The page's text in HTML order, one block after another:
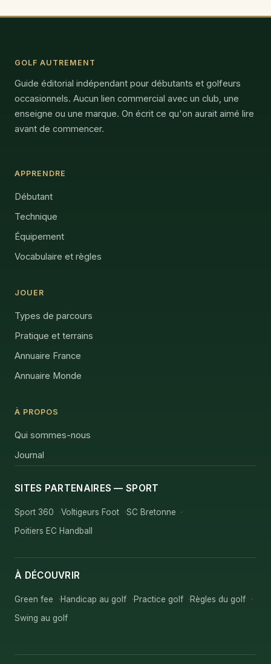
GOLF AUTREMENT
Guide éditorial indépendant pour débutants et golfeurs
occasionnels. Aucun lien commercial avec un club, une
enseigne ou une marque. On écrit ce qu'on aurait aimé lire
avant de commencer.
APPRENDRE
Débutant
Technique
Équipement
Vocabulaire et règles
JOUER
Types de parcours
Pratique et terrains
Annuaire France
Annuaire Monde
À PROPOS
Qui sommes-nous
Journal
SITES PARTENAIRES — SPORT
Sport 360 Voltigeurs Foot
SC Bretonne
Poitiers EC Handball
À DÉCOUVRIR
Green fee Handicap au golf Practice golf
Règles du golf
Swing au golf